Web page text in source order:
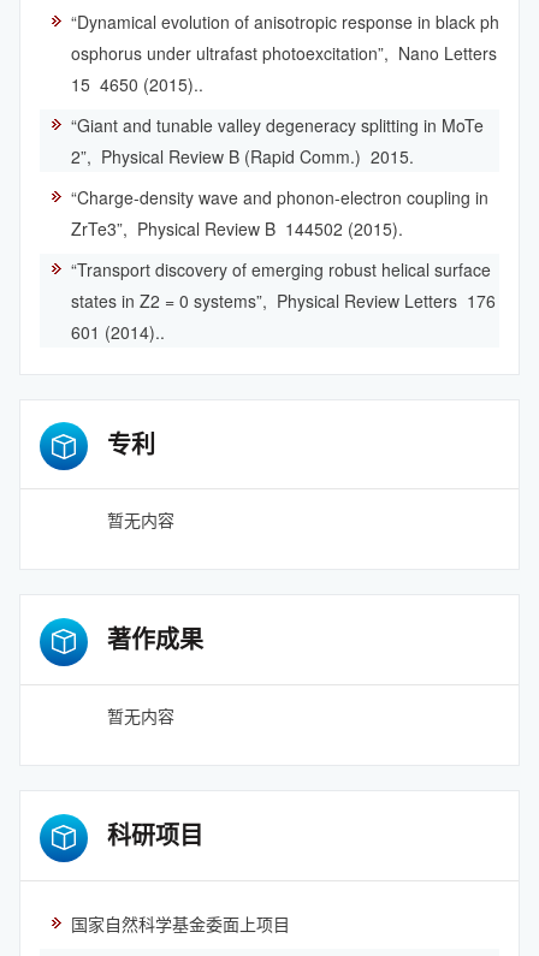
“Dynamical evolution of anisotropic response in black ph
osphorus under ultrafast photoexcitation”, Nano Letters
15 4650 (2015)..
“Giant and tunable valley degeneracy splitting in MoTe
2”, Physical Review B (Rapid Comm.) 2015.
“Charge­-density wave and phonon-­electron coupling in
ZrTe3”, Physical Review B 144502 (2015).
“Transport discovery of emerging robust helical surface
states in Z2 = 0 systems”, Physical Review Letters 176
601 (2014)..
专利
暂无内容
著作成果
暂无内容
科研项目
国家自然科学基金委面上项目